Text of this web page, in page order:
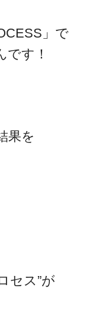
」で
です！
果を
セス”が